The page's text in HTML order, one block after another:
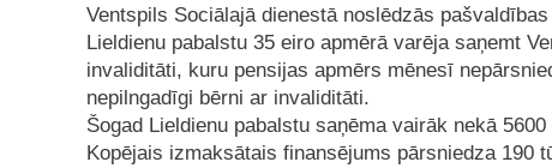
Ventspils Sociālajā dienestā noslēdzās
Lieldienu pabalstu 35 eiro apmērā varēja saņemt
invaliditāti, kuru pensijas apmērs mēnesī
nepilngadīgi bērni ar invaliditāti.
Šogad Lieldienu pabalstu saņēma vairāk nekā
Kopējais izmaksātais finansējums pārsniedza 190